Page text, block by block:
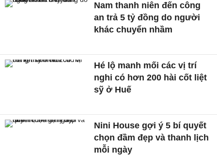
Nam thanh niên đến công
an trả 5 tỷ đồng do người
khác chuyển nhầm
Hé lộ manh mối các vị trí
nghi có hơn 200 hài cốt liệt
sỹ ở Huế
Nini House gợi ý 5 bí quyết
chọn đầm đẹp và thanh lịch
mỗi ngày